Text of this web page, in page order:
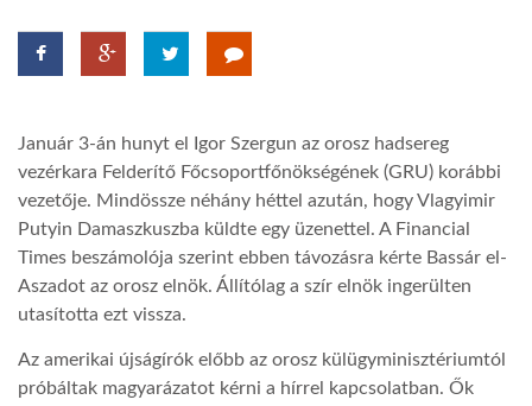
TROPICALMAGAZIN
AFRIKA TUDÁSTÁR
A NAP SZÉPE
LINKTR.EE
Január 3-án hunyt el Igor Szergun az orosz hadsereg
vezérkara Felderítő Főcsoportfőnökségének (GRU) korábbi
vezetője. Mindössze néhány héttel azután, hogy Vlagyimir
Putyin Damaszkuszba küldte egy üzenettel. A Financial
Times beszámolója szerint ebben távozásra kérte Bassár el-
Aszadot az orosz elnök. Állítólag a szír elnök ingerülten
utasította ezt vissza.
Az amerikai újságírók előbb az orosz külügyminisztériumtól
próbáltak magyarázatot kérni a hírrel kapcsolatban. Ők